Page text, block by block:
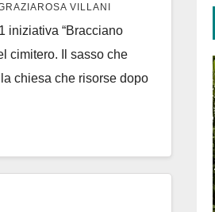
VILLANI
iniziativa “Bracciano
cimitero. Il sasso che
chiesa che risorse dopo